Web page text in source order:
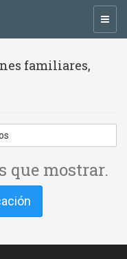
familiares,
que mostrar.